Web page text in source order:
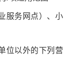
服务网点）、小
位以外的下列营